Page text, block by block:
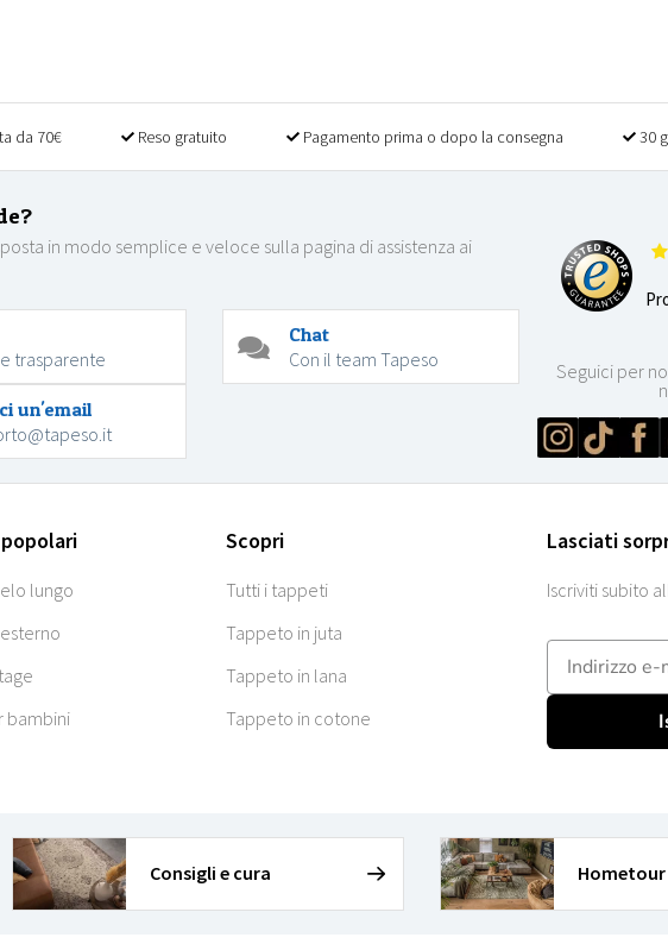
da 70€ Reso gratuito Pagamento prima o dopo la consegna 30
in modo semplice e veloce sulla pagina di assistenza ai
trasparente
Chat
Con il team Tapeso
un'email
Seguici per
lungo
bambini
Scopri
Tutti i tappeti
Tappeto in juta
Tappeto in lana
Tappeto in cotone
Lasciati
Iscriviti subito
E-mailadres
Consigli e cura Hometour